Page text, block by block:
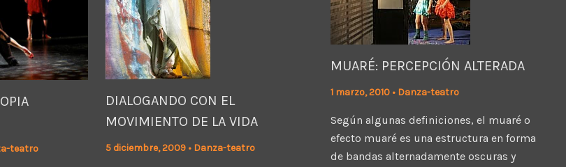
teatro
DIALOGANDO CON EL
MOVIMIENTO DE LA VIDA
5 diciembre, 2009 • Danza-teatro
MUARÉ: PERCEPCIÓN ALTERADA
1 marzo, 2010 • Danza-teatro
Según algunas definiciones, el muaré o
efecto muaré es una estructura en forma
de bandas alternadamente oscuras y